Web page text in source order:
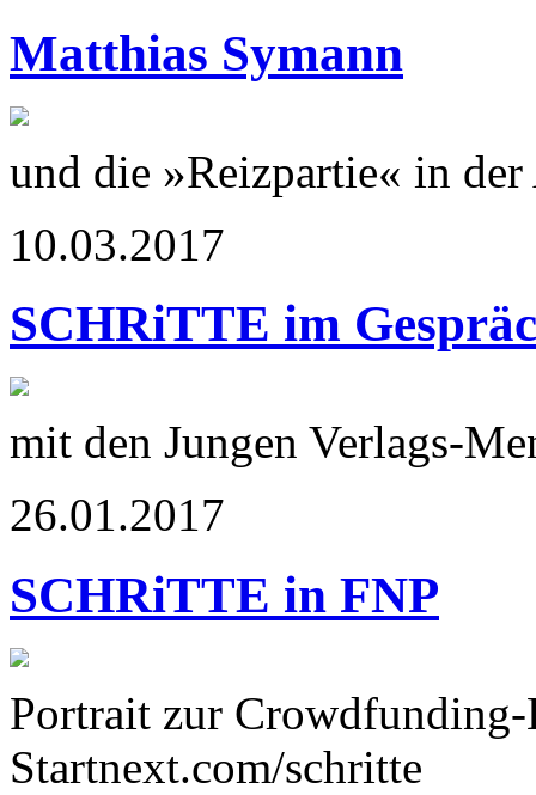
Matthias Symann
und die »Reizpartie« in
10.03.2017
SCHRiTTE im
mit den Jungen Verlags-
26.01.2017
SCHRiTTE in FNP
Portrait zur Crowdfunding-
Startnext.com/schritte